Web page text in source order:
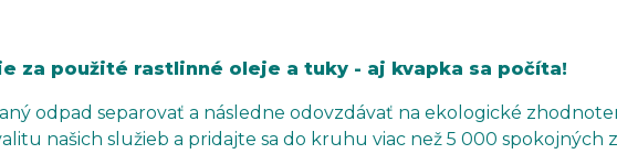
za použité rastlinné oleje a tuky - aj kvapka sa počíta!
odpad separovať a následne odovzdávať na ekologické
našich služieb a pridajte sa do kruhu viac než 5 000 spokojných